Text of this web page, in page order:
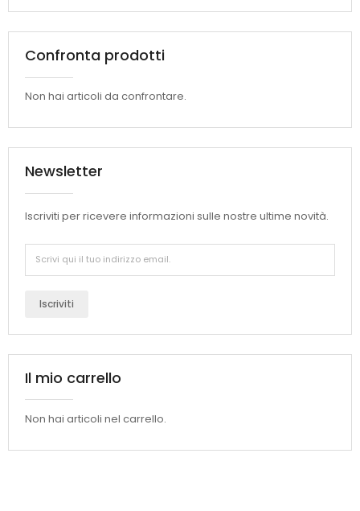
Confronta prodotti
Non hai articoli da confrontare.
Newsletter
Iscriviti per ricevere informazioni sulle nostre ultime novità.
Iscriviti
Il mio carrello
Non hai articoli nel carrello.